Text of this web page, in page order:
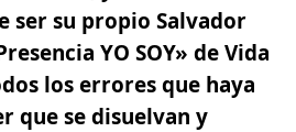
ser su propio Salvador
YO SOY» de Vida
los errores que haya
que se disuelvan y